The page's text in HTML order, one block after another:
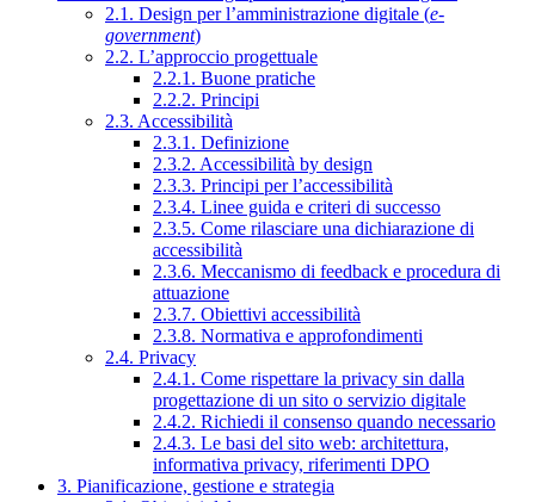
2.1. Design per l’amministrazione digitale (e-
government)
2.2. L’approccio progettuale
2.2.1. Buone pratiche
2.2.2. Principi
2.3. Accessibilità
2.3.1. Definizione
2.3.2. Accessibilità by design
2.3.3. Principi per l’accessibilità
2.3.4. Linee guida e criteri di successo
2.3.5. Come rilasciare una dichiarazione di
accessibilità
2.3.6. Meccanismo di feedback e procedura di
attuazione
2.3.7. Obiettivi accessibilità
2.3.8. Normativa e approfondimenti
2.4. Privacy
2.4.1. Come rispettare la privacy sin dalla
progettazione di un sito o servizio digitale
2.4.2. Richiedi il consenso quando necessario
2.4.3. Le basi del sito web: architettura,
informativa privacy, riferimenti DPO
3. Pianificazione, gestione e strategia